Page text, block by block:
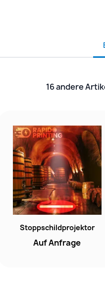
16 andere
Stoppschildprojektor
Auf Anfrage